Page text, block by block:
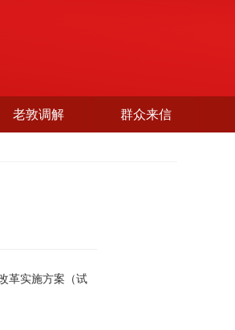
老敦调解 群众来信
革实施方案（试